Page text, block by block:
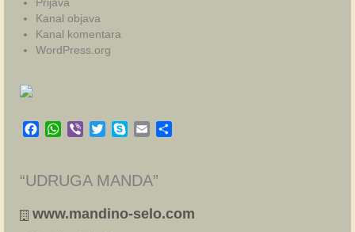
Prijava
Kanal objava
Kanal komentara
WordPress.org
Facebook
WhatsApp
Viber TwitterSkypeEmail
“UDRUGA MANDA”
www.mandino-selo.com